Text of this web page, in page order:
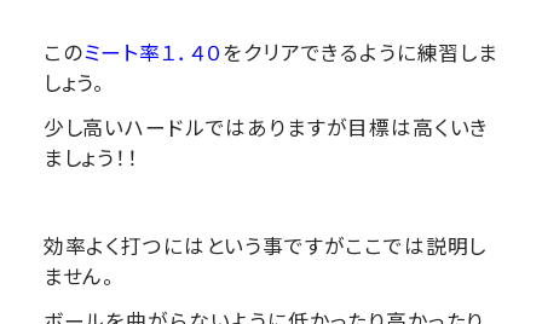
このミート率１．４０をクリアできるように練習しま
しょう。
少し高いハードルではありますが目標は高くいき
ましょう！！
効率よく打つにはという事ですがここでは説明し
ません。